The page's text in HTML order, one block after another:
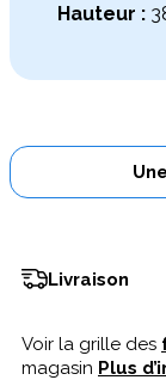
Hauteur :
Livraison
Voir la grille des
magasin Plus